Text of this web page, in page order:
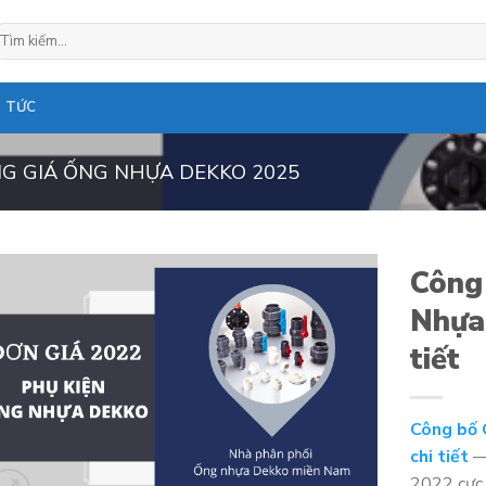
TỨC
GIÁ ỐNG NHỰA DEKKO 2025
tiết
Công bố
chi tiết